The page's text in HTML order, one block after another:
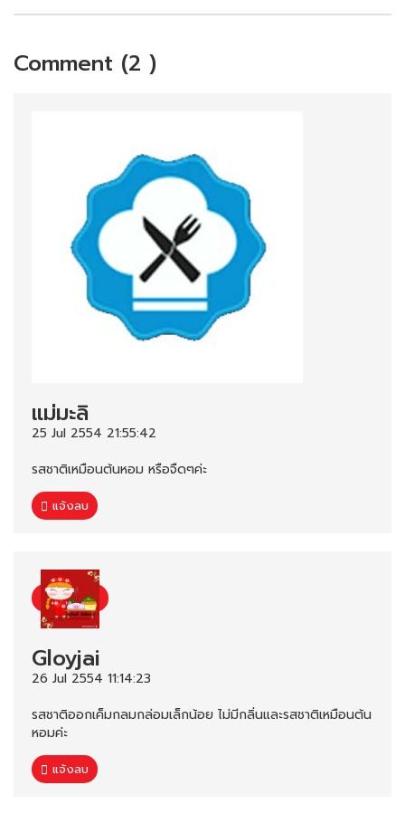
Comment (2 )
แม่มะลิ
25 Jul 2554 21:55:42
รสชาติเหมือนต้นหอม หรือจืดๆค่ะ
แจ้งลบ
Gloyjai
26 Jul 2554 11:14:23
รสชาติออกเค็มกลมกล่อมเล็กน้อย ไม่มีกลิ่นและรสชาติเหมือนต้น
หอมค่ะ
แจ้งลบ